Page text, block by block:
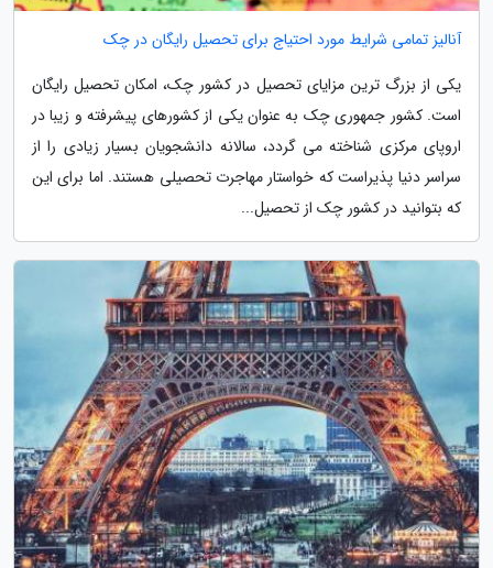
آنالیز تمامی شرایط مورد احتیاج برای تحصیل رایگان در چک
یکی از بزرگ ترین مزایای تحصیل در کشور چک، امکان تحصیل رایگان
است. کشور جمهوری چک به عنوان یکی از کشورهای پیشرفته و زیبا در
اروپای مرکزی شناخته می گردد، سالانه دانشجویان بسیار زیادی را از
سراسر دنیا پذیراست که خواستار مهاجرت تحصیلی هستند. اما برای این
که بتوانید در کشور چک از تحصیل...